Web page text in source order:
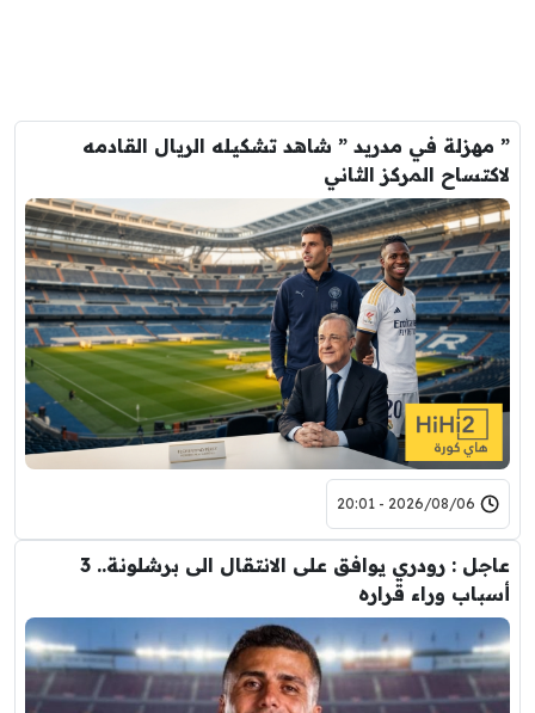
في مدريد ” شاهد تشكيله الريال القادمه
المركز الثاني
2026/08/06 - 20:01
عاجل : رودري يوافق على الانتقال الى برشلونة.. 3
وراء قراره